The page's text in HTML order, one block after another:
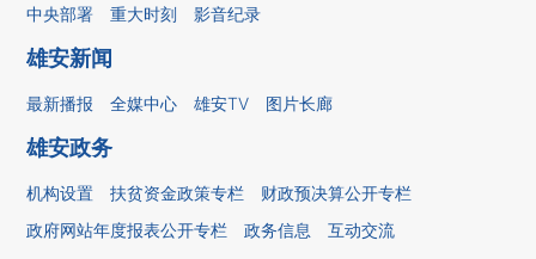
中央部署 重大时刻 影音纪录
雄安新闻
最新播报 全媒中心 雄安TV 图片长廊
雄安政务
机构设置 扶贫资金政策专栏
财政预决算公开专栏
政府网站年度报表公开专栏
政务信息 互动交流